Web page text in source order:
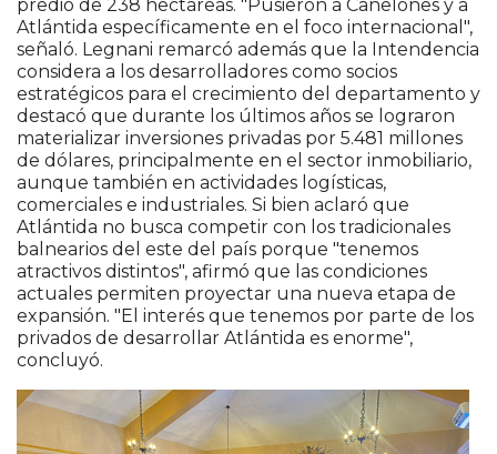
predio de 238 hectáreas. "Pusieron a Canelones y a
Atlántida específicamente en el foco internacional",
señaló. Legnani remarcó además que la Intendencia
considera a los desarrolladores como socios
estratégicos para el crecimiento del departamento y
destacó que durante los últimos años se lograron
materializar inversiones privadas por 5.481 millones
de dólares, principalmente en el sector inmobiliario,
aunque también en actividades logísticas,
comerciales e industriales. Si bien aclaró que
Atlántida no busca competir con los tradicionales
balnearios del este del país porque "tenemos
atractivos distintos", afirmó que las condiciones
actuales permiten proyectar una nueva etapa de
expansión. "El interés que tenemos por parte de los
privados de desarrollar Atlántida es enorme",
concluyó.